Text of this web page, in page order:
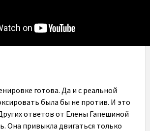
готова. Да и с реальной
была бы не против. И это
ответов от Елены Гапешиной
Она привыкла двигаться только